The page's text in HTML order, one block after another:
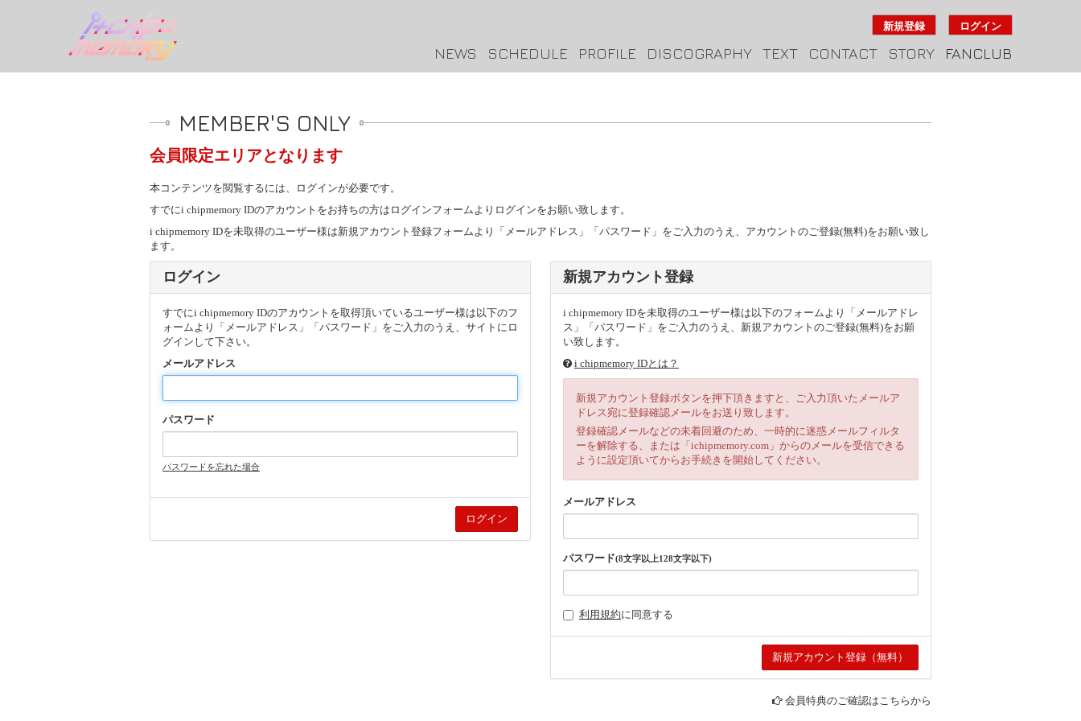
新規登録 ログイン
NEWS SCHEDULE PROFILE DISCOGRAPHY TEXT CONTACT STORY FANCLUB
MEMBER'S ONLY
会員限定エリアとなります
本コンテンツを閲覧するには、ログインが必要です。
すでにi chipmemory IDのアカウントをお持ちの方はログインフォームよりログインをお願い致します。
i chipmemory IDを未取得のユーザー様は新規アカウント登録フォームより「メールアドレス」「パスワード」をご入力のうえ、アカウントのご登録(無料)をお願い致し
ます。
ログイン
すでにi chipmemory IDのアカウントを取得頂いているユーザー様は以下のフ
ォームより「メールアドレス」「パスワード」をご入力のうえ、サイトにロ
グインして下さい。
メールアドレス
パスワード
パスワードを忘れた場合
新規アカウント登録
i chipmemory IDを未取得のユーザー様は以下のフォームより「メールアドレ
ス」「パスワード」をご入力のうえ、新規アカウントのご登録(無料)をお願
い致します。
i chipmemory IDとは？
新規アカウント登録ボタンを押下頂きますと、ご入力頂いたメールア
ドレス宛に登録確認メールをお送り致します。
登録確認メールなどの未着回避のため、一時的に迷惑メールフィルタ
ーを解除する、または「ichipmemory.com」からのメールを受信できる
ように設定頂いてからお手続きを開始してください。
メールアドレス
パスワード(8文字以上128文字以下)
利用規約に同意する
会員特典のご確認はこちらから